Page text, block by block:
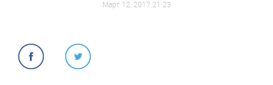
Март 12, 2017 21:23